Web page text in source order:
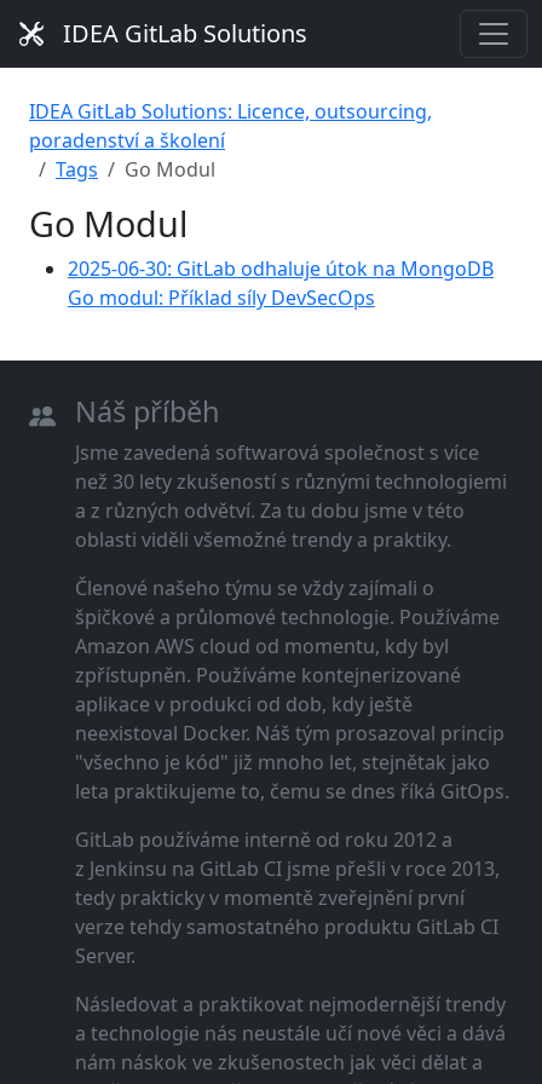
IDEA GitLab Solutions
IDEA GitLab Solutions: Licence, outsourcing,
poradenství a školení
Tags
Go Modul
Go Modul
2025-06-30: GitLab odhaluje útok na MongoDB
Go modul: Příklad síly DevSecOps
Náš příběh
Jsme zavedená softwarová společnost s více
než 30 lety zkušeností s různými technologiemi
a z různých odvětví. Za tu dobu jsme v této
oblasti viděli všemožné trendy a praktiky.
Členové našeho týmu se vždy zajímali o
špičkové a průlomové technologie. Používáme
Amazon AWS cloud od momentu, kdy byl
zpřístupněn. Používáme kontejnerizované
aplikace v produkci od dob, kdy ještě
neexistoval Docker. Náš tým prosazoval princip
"všechno je kód" již mnoho let, stejnětak jako
leta praktikujeme to, čemu se dnes říká GitOps.
GitLab používáme interně od roku 2012 a
z Jenkinsu na GitLab CI jsme přešli v roce 2013,
tedy prakticky v momentě zveřejnění první
verze tehdy samostatného produktu GitLab CI
Server.
Následovat a praktikovat nejmodernější trendy
a technologie nás neustále učí nové věci a dává
nám náskok ve zkušenostech jak věci dělat a